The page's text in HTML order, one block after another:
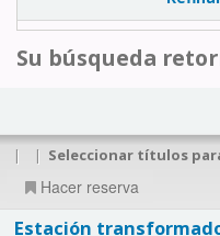
Su búsqueda
| | Seleccionar títulos
Hacer reserva
Estación